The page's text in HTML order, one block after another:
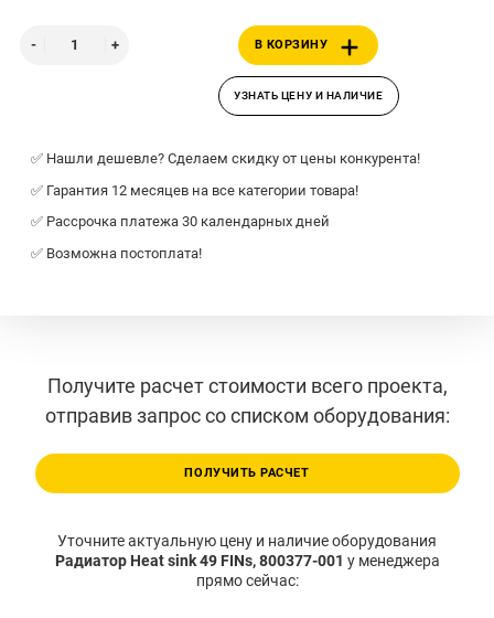
В КОРЗИНУ
УЗНАТЬ ЦЕНУ И НАЛИЧИЕ
✅ Нашли дешевле? Сделаем скидку от цены конкурента!
✅ Гарантия 12 месяцев на все категории товара!
✅ Рассрочка платежа 30 календарных дней
✅ Возможна постоплата!
Получите расчет стоимости всего проекта,
отправив запрос со списком оборудования:
ПОЛУЧИТЬ РАСЧЕТ
Уточните актуальную цену и наличие оборудования
Радиатор Heat sink 49 FINs, 800377-001 у менеджера
прямо сейчас: